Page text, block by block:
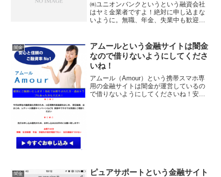
㈱ユニオンバンクというという融資会社
はヤミ金業者ですよ！絶対に申し込まな
いように。無職、年金、失業中も歓迎！
んて闇金だけです。会社名：㈱ユニオン
バンク住所：東京都渋谷...
闇金
アムールという金融サイトは闇金
なので借りないようにしてくださ
いね！
アムール（Amour）という携帯スマホ専
用の金融サイトは闇金が運営しているの
で借りないようにしてくださいね！安心
闇金
ピュアサポートという金融サイト